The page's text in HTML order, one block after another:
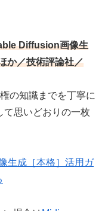
Diffusion画像生
か／技術評論社／
の知識までを丁寧に
て思いどおりの一枚
生成［本格］活用ガ